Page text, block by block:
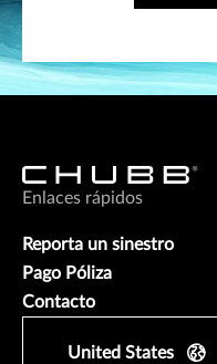
Enlaces rápidos
Reporta un sinestro
Pago Póliza
Contacto
United States